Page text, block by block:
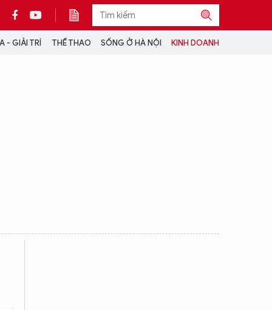
- GIẢI TRÍ THỂ THAO SỐNG Ở HÀ NỘI KINH DOANH